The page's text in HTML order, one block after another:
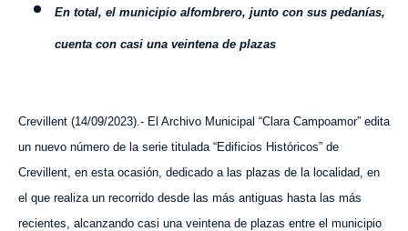
En total, el municipio alfombrero, junto con sus pedanías,
cuenta con casi una veintena de plazas
Crevillent (1 4/09/2023).- El Archivo Municipal “Clara Campoamor” edita
un nuevo número de la serie titulada “Edificios Históricos” de
Crevillent, en esta ocasión, dedicado a las plazas de la localidad, en
el que realiza un recorrido desde las más antiguas hasta las más
recientes, alcanzando casi una veintena de plazas entre el municipio